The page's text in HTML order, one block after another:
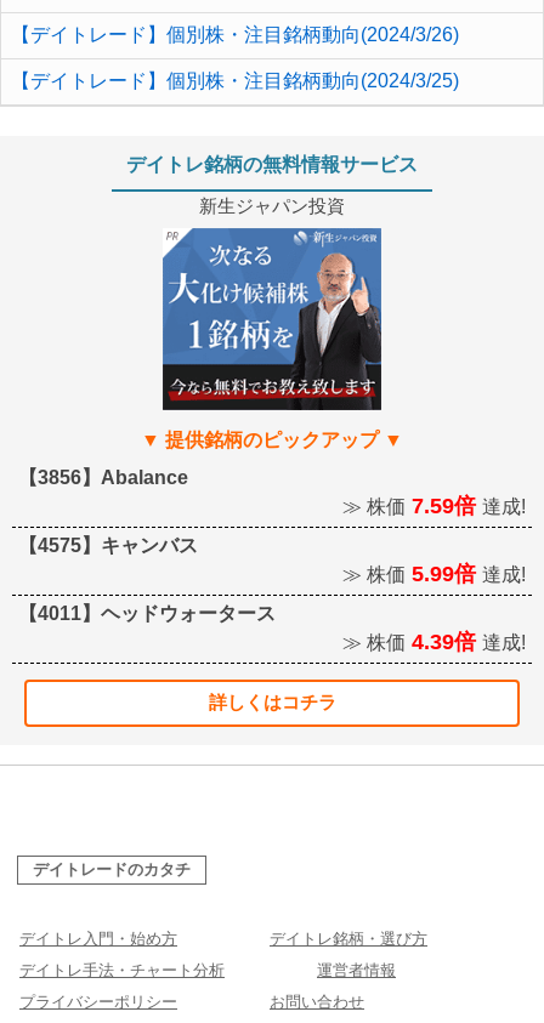
【デイトレード】個別株・注目銘柄動向(2024/3/26)
【デイトレード】個別株・注目銘柄動向(2024/3/25)
デイトレ銘柄の無料情報サービス
新生ジャパン投資
【3856】Abalance
≫ 株価 7.59倍 達成!
【4575】キャンバス
≫ 株価 5.99倍 達成!
【4011】ヘッドウォータース
≫ 株価 4.39倍 達成!
詳しくはコチラ
デイトレードのカタチ
デイトレ入門・始め方
デイトレ銘柄・選び方
デイトレ手法・チャート分析
運営者情報
プライバシーポリシー
お問い合わせ